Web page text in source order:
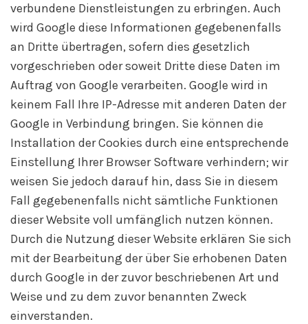
verbundene Dienstleistungen zu erbringen. Auch
wird Google diese Informationen gegebenenfalls
an Dritte übertragen, sofern dies gesetzlich
vorgeschrieben oder soweit Dritte diese Daten im
Auftrag von Google verarbeiten. Google wird in
keinem Fall Ihre IP-Adresse mit anderen Daten der
Google in Verbindung bringen. Sie können die
Installation der Cookies durch eine entsprechende
Einstellung Ihrer Browser Software verhindern; wir
weisen Sie jedoch darauf hin, dass Sie in diesem
Fall gegebenenfalls nicht sämtliche Funktionen
dieser Website voll umfänglich nutzen können.
Durch die Nutzung dieser Website erklären Sie sich
mit der Bearbeitung der über Sie erhobenen Daten
durch Google in der zuvor beschriebenen Art und
Weise und zu dem zuvor benannten Zweck
einverstanden.